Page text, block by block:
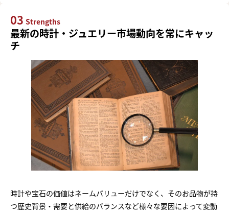
03 Strengths
最新の時計・ジュエリー市場動向を常にキャッ
チ
時計や宝石の価値はネームバリューだけでなく、そのお品物が持
つ歴史背景・需要と供給のバランスなど様々な要因によって変動